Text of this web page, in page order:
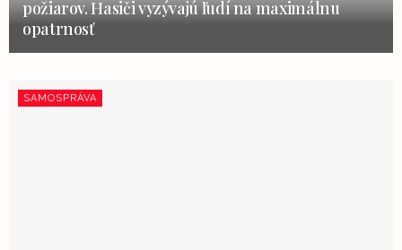
požiarov. Hasiči vyzývajú ľudí na maximálnu
opatrnosť
SAMOSPRÁVA